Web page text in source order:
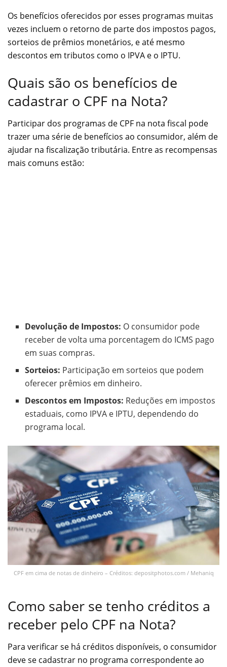
Os benefícios oferecidos por esses programas muitas
vezes incluem o retorno de parte dos impostos pagos,
sorteios de prêmios monetários, e até mesmo
descontos em tributos como o IPVA e o IPTU.
Quais são os benefícios de
cadastrar o CPF na Nota?
Participar dos programas de CPF na nota fiscal pode
trazer uma série de benefícios ao consumidor, além de
ajudar na fiscalização tributária. Entre as recompensas
mais comuns estão:
Devolução de Impostos: O consumidor pode
receber de volta uma porcentagem do ICMS pago
em suas compras.
Sorteios: Participação em sorteios que podem
oferecer prêmios em dinheiro.
Descontos em Impostos: Reduções em impostos
estaduais, como IPVA e IPTU, dependendo do
programa local.
CPF em cima de notas de dinheiro – Créditos: depositphotos.com / Mehaniq
Como saber se tenho créditos a
receber pelo CPF na Nota?
Para verificar se há créditos disponíveis, o consumidor
deve se cadastrar no programa correspondente ao